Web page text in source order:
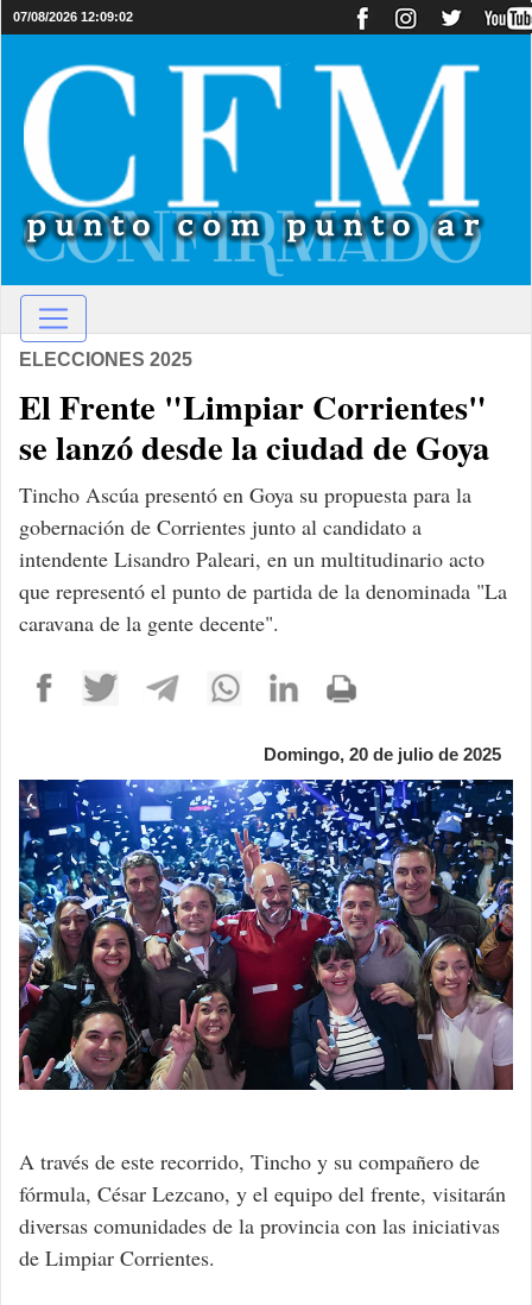
07/08/2026 12:09:02
ELECCIONES 2025
El Frente "Limpiar Corrientes"
se lanzó desde la ciudad de Goya
Tincho Ascúa presentó en Goya su propuesta para la
gobernación de Corrientes junto al candidato a
intendente Lisandro Paleari, en un multitudinario acto
que representó el punto de partida de la denominada "La
caravana de la gente decente".
Domingo, 20 de julio de 2025
A través de este recorrido, Tincho y su compañero de
fórmula, César Lezcano, y el equipo del frente, visitarán
diversas comunidades de la provincia con las iniciativas
de Limpiar Corrientes.